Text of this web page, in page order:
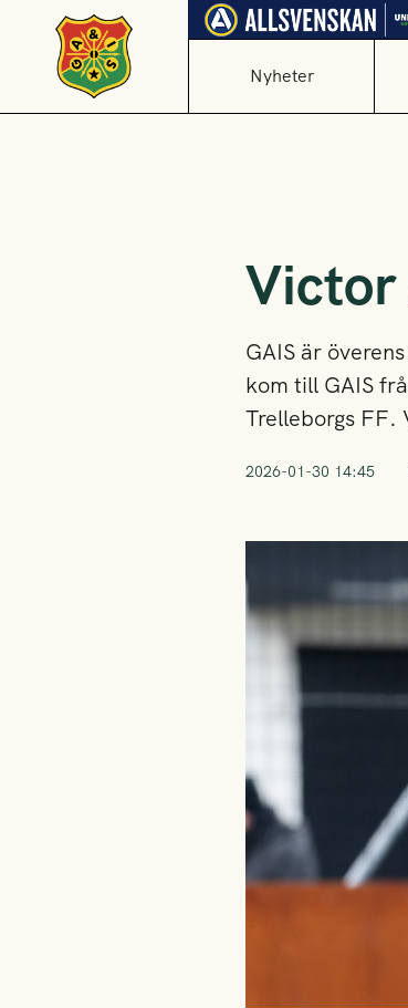
Nyheter
Victor
GAIS är
kom till GAIS
Trelleborgs
2026-01-30 14:45